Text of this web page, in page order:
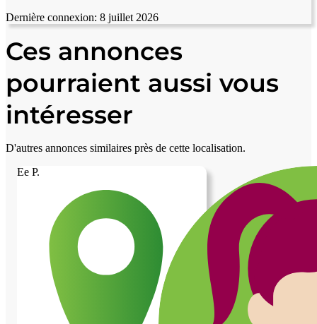
Dernière connexion: 8 juillet 2026
Ces annonces
pourraient aussi vous
intéresser
D'autres annonces similaires près de cette localisation.
Ee P.